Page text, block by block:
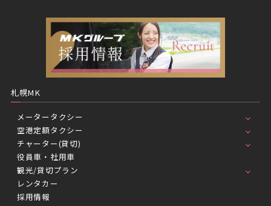
札幌MK
メータータクシー
空港定額タクシー
チャーター(貸切)
役員車・社用車
観光/貸切プラン
レンタカー
採用情報